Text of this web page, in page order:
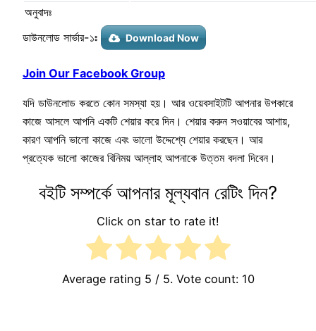
অনুবাদঃ
ডাউনলোড সার্ভার-১ঃ
Download Now
Join Our Facebook Group
যদি ডাউনলোড করতে কোন সমস্যা হয়। আর ওয়েবসাইটটি আপনার উপকারে
কাজে আসলে আপনি একটি শেয়ার করে দিন। শেয়ার করুন সওয়াবের আশায়,
কারণ আপনি ভালো কাজে এবং ভালো উদ্দেশ্যে শেয়ার করছেন। আর
প্রত্যেক ভালো কাজের বিনিময় আল্লাহ আপনাকে উত্তম বদলা দিবেন।
বইটি সম্পর্কে আপনার মূল্যবান রেটিং দিন?
Click on star to rate it!
Average rating 5 / 5. Vote count: 10